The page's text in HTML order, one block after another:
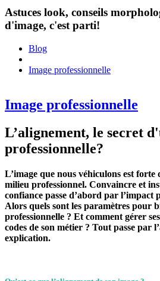
Astuces look, conseils
d'image, c'est parti!
Blog
Image professionnelle
Image professionnelle
L’alignement, le secret
professionnelle?
L’image que nous véhiculons est forte
milieu professionnel. Convaincre et
confiance passe d’abord par l’impact
Alors quels sont les paramètres pour
professionnelle ? Et comment gérer
codes de son métier ? Tout passe par
explication.